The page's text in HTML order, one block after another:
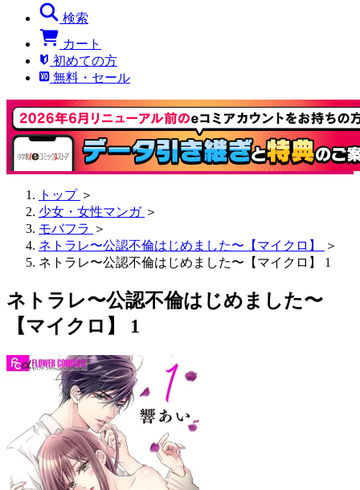
検索
カート
初めての方
無料・セール
トップ ＞
少女・女性マンガ ＞
モバフラ ＞
ネトラレ〜公認不倫はじめました〜【マイクロ】
＞
ネトラレ〜公認不倫はじめました〜【マイクロ】 1
ネトラレ〜公認不倫はじめました〜
【マイクロ】 1